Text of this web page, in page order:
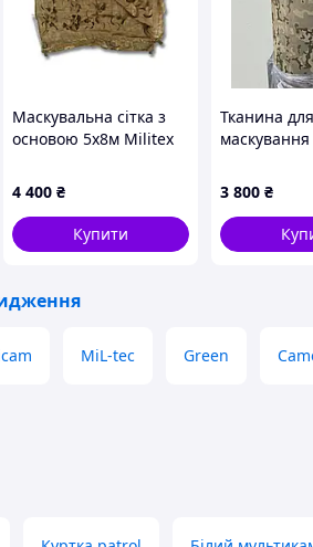
Маскувальна сітка з
основою 5х8м Militex
4 400 ₴
Купити
Тканина для
маскування
МУЛЬТИКАМ
1,0×250 м
3 800 ₴
MiL-tec Green